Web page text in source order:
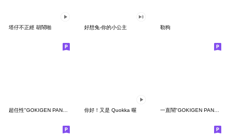
塔仔不正經 胡鬧啪 好想兔-你的小公主 勒狗
你好！又是 Quokka 喔 一直鬧"GOKIGEN PANDA" 台灣版